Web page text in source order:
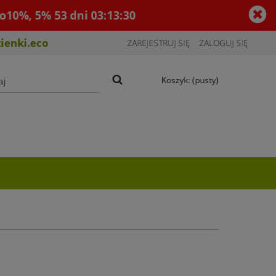
5% 53dni03:13:30
ZAREJESTRUJ SIĘ ZALOGUJ SIĘ
Koszyk: (pusty)